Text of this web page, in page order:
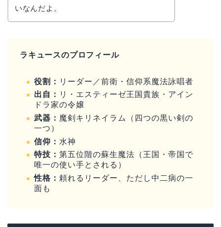
いなんだよ。
ラキュースのプロフィール
役割： リーダー／前衛・信仰系魔法詠唱者
出自： リ・エスティーゼ王国貴族・アイン
ドラ家の令嬢
武器： 魔剣キリネイラム（四つの黒い剣の
一つ）
信仰： 水神
特技： 第五位階の蘇生魔法（王国・帝国で
唯一の使い手とされる）
性格： 頼れるリーダー、ただし中二病の一
面も